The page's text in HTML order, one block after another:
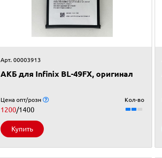
Арт. 00003913
АКБ для Infinix BL-49FX, оригинал
Цена опт/розн
1200/1400
Кол-во
Купить